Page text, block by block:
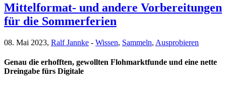
Mittelformat- und andere Vorbereitungen
für die Sommerferien
08. Mai 2023, Ralf Jannke - Wissen, Sammeln, Ausprobieren
Genau die erhofften, gewollten Flohmarktfunde und eine nette
Dreingabe fürs Digitale